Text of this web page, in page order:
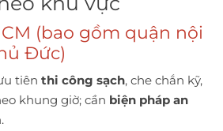
(bao gồm quận nội
Đức)
tiên thi công sạch, che chắn kỹ,
khung giờ; cần biện pháp an